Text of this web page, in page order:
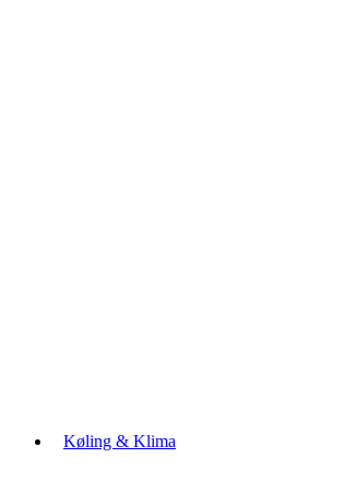
Køling & Klima